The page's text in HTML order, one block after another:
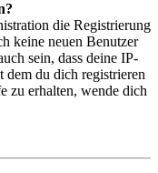
die Registrierung
keine neuen Benutzer
sein, dass deine IP-
dem du dich registrieren
zu erhalten, wende dich